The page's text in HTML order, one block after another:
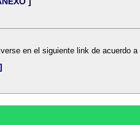
en el siguiente link de acuerdo